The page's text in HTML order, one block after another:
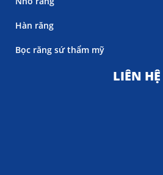
Hàn răng
Bọc răng sứ thẩm mỹ
LIÊN HỆ